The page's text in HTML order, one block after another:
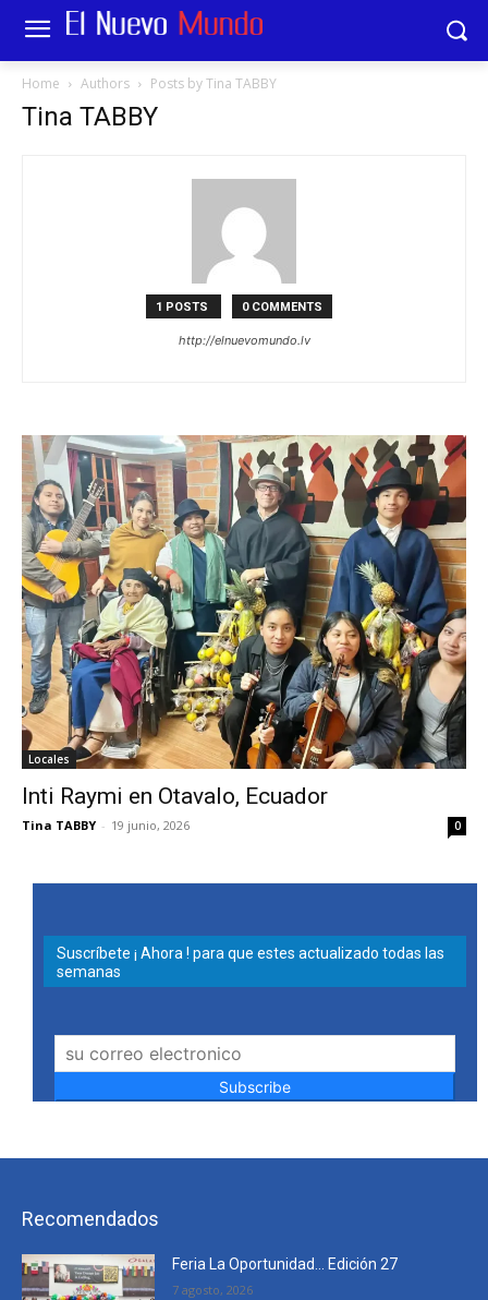
Home Authors Posts by Tina TABBY
Tina TABBY
1 POSTS 0 COMMENTS
http://elnuevomundo.lv
Locales
Inti Raymi en Otavalo, Ecuador
Tina TABBY - 19 junio, 2026 0
Suscríbete ¡ Ahora ! para que estes actualizado todas las
semanas
Subscribe
Recomendados
Feria La Oportunidad… Edición 27
7 agosto, 2026